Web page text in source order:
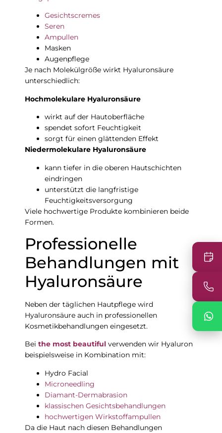
Gesichtscremes
Seren
Ampullen
Masken
Augenpflege
Je nach Molekülgröße wirkt Hyaluronsäure
unterschiedlich:
Hochmolekulare Hyaluronsäure
wirkt auf der Hautoberfläche
spendet sofort Feuchtigkeit
sorgt für einen glättenden Effekt
Niedermolekulare Hyaluronsäure
kann tiefer in die oberen Hautschichten
eindringen
unterstützt die langfristige
Feuchtigkeitsversorgung
Viele hochwertige Produkte kombinieren beide
Formen.
Professionelle
Behandlungen mit
Hyaluronsäure
Neben der täglichen Hautpflege wird
Hyaluronsäure auch in professionellen
Kosmetikbehandlungen eingesetzt.
Bei the most beautiful verwenden wir Hyaluron
beispielsweise in Kombination mit:
Hydro Facial
Microneedling
Diamant-Dermabrasion
klassischen Gesichtsbehandlungen
hochwertigen Wirkstoffampullen
Da die Haut nach diesen Behandlungen